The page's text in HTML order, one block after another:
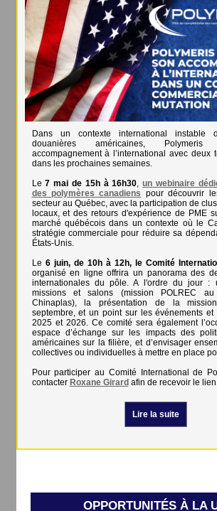
Dans un contexte international instable
douanières américaines,
accompagnement à l’international avec deux
dans les prochaines semaines.
Le7 mai de 15h à 16h30,un webinaire
des polymères canadiens pour découvrir
secteur au Québec, avec la participation de
locaux, et des retours d'expérience de PME
marché québécois dans un contexte où le
stratégie commerciale pour réduire sa
États-Unis.
Le 6 juin, de 10h à 12h, le Comité
organisé en ligne offrira un panorama des
internationales du pôle. A l'ordre du jour :
missions et salons (mission POLREC au
Chinaplas), la présentation de la
septembre, et un point sur les événements
2025 et 2026. Ce comité sera également
espace d’échange sur les impacts des
américaines sur la filière, et d’envisager
collectives ou individuelles à mettre en place
Pour participer au Comité International de
contacter Roxane Girard afin de recevoir le
Lire la suite
OPPORTUNITÉS À LA